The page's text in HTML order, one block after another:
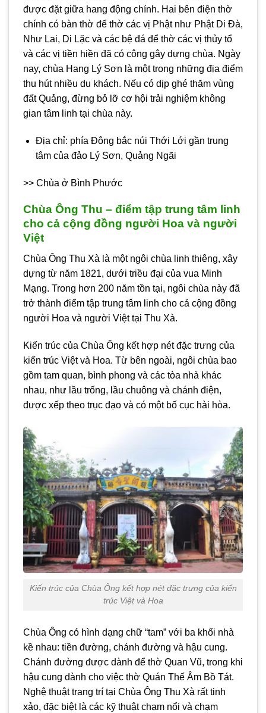
được đặt giữa hang động chính. Hai bên điện thờ
chính có bàn thờ để thờ các vị Phật như Phật Di Đà,
Như Lai, Di Lặc và các bệ đá để thờ các vị thủy tổ
và các vị tiền hiền đã có công gây dựng chùa. Ngày
nay, chùa Hang Lý Sơn là một trong những địa điểm
thu hút nhiều du khách. Nếu có dịp ghé thăm vùng
đất Quảng, đừng bỏ lỡ cơ hội trải nghiệm không
gian tâm linh tại chùa này.
Địa chỉ: phía Đông bắc núi Thới Lới gần trung
tâm của đảo Lý Sơn, Quảng Ngãi
>> Chùa ở Bình Phước
Chùa Ông Thu – điểm tập trung tâm linh
cho cả cộng đồng người Hoa và người
Việt
Chùa Ông Thu Xà là một ngôi chùa linh thiêng, xây
dựng từ năm 1821, dưới triều đại của vua Minh
Mạng. Trong hơn 200 năm tồn tại, ngôi chùa này đã
trở thành điểm tập trung tâm linh cho cả cộng đồng
người Hoa và người Việt tại Thu Xà.
Kiến trúc của Chùa Ông kết hợp nét đặc trưng của
kiến trúc Việt và Hoa. Từ bên ngoài, ngôi chùa bao
gồm tam quan, bình phong và các tòa nhà khác
nhau, như lầu trống, lầu chuông và chánh điện,
được xếp theo trục đạo và có một bố cục hài hòa.
Kiến trúc của Chùa Ông kết hợp nét đặc trưng của kiến
trúc Việt và Hoa
Chùa Ông có hình dạng chữ “tam” với ba khối nhà
kề nhau: tiền đường, chánh đường và hậu cung.
Chánh đường được dành để thờ Quan Vũ, trong khi
hậu cung dành cho việc thờ Quán Thế Âm Bồ Tát.
Nghệ thuật trang trí tại Chùa Ông Thu Xà rất tinh
xảo, đặc biệt là các kỹ thuật chạm nổi và chạm